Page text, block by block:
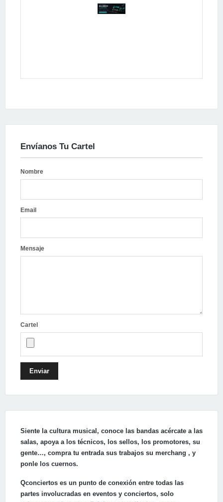
Publicidad
Envíanos Tu Cartel
Nombre
Email
Mensaje
Cartel
Enviar
Siente la cultura musical, conoce las bandas acércate a las
salas, apoya a los técnicos, los sellos, los promotores, su
gente…, compra tu entrada sus trabajos su merchang , y
ponle los cuernos.
Qconciertos es un punto de conexión entre todas las
partes involucradas en eventos y conciertos, solo